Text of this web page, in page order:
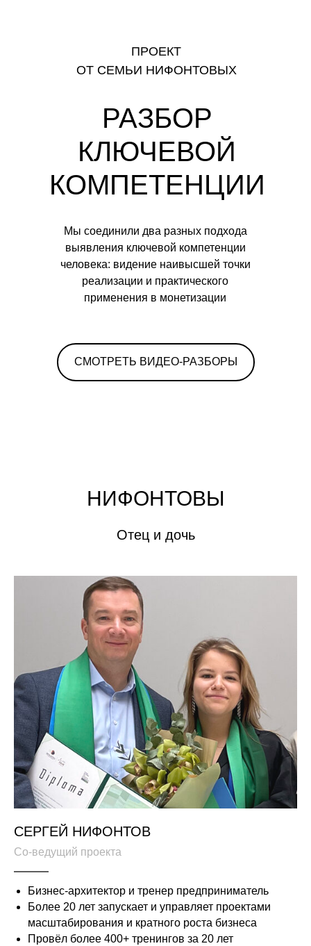
РАЗБОР
КЛЮЧЕВОЙ
КОМПЕТЕНЦИИ
Мы соединили два разных подхода
выявления ключевой компетенции
человека: видение наивысшей точки
реализации и практического
применения в монетизации
СМОТРЕТЬ ВИДЕО-РАЗБОРЫ
ПРОЕКТ
ОТ СЕМЬИ НИФОНТОВЫХ
НИФОНТОВЫ
Отец и дочь
СЕРГЕЙ НИФОНТОВ
Со-ведущий проекта
Бизнес-архитектор и тренер предприниматель
Более 20 лет запускает и управляет проектами
масштабирования и кратного роста бизнеса
Провёл более 400+ тренингов за 20 лет